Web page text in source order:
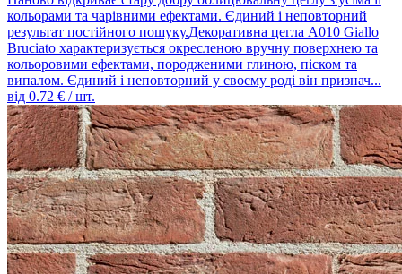
кольорами та чарівними ефектами. Єдиний і неповторний
результат постійного пошуку.Декоративна цегла A010 Giallo
Bruciato характеризується окресленою вручну поверхнею та
кольоровими ефектами, породженими глиною, піском та
випалом. Єдиний і неповторний у своєму роді він признач...
від 0.72 € / шт.